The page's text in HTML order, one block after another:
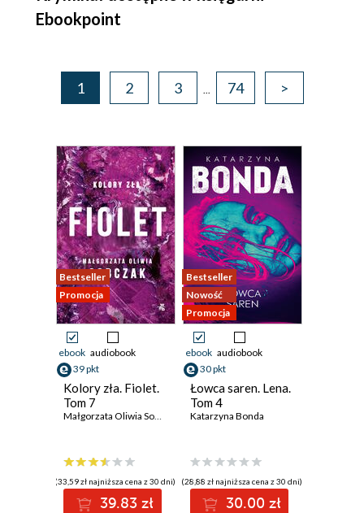
Ebookpoint
1 2 3 ... 74 >
Bestseller
Promocja
ebook audiobook
39 pkt
Kolory zła. Fiolet.
Tom 7
Małgorzata Oliwia Sobczak
(33,59 zł najniższa cena z 30 dni)
39.83 zł
Bestseller
Nowość
Promocja
ebook audiobook
30 pkt
Łowca saren. Lena.
Tom 4
Katarzyna Bonda
(28,88 zł najniższa cena z 30 dni)
30.00 zł